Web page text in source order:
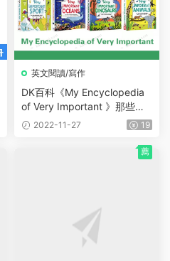
英文閱讀/寫作
DK百科《My Encyclopedia
of Very Important 》那些重
要的事 全套7冊
2022-11-27 19
薦